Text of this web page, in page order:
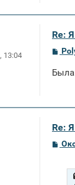
13:04
Re:
С
б
и
Была
Re:
С